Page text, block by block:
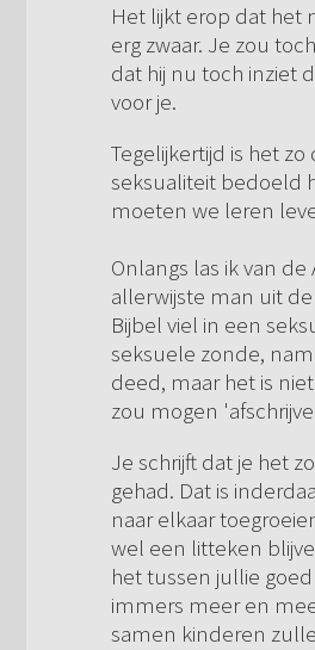
Het lijkt erop dat het
erg zwaar. Je zou
dat hij nu toch inziet
voor je.
Tegelijkertijd is het
seksualiteit bedoeld
moeten we leren
Onlangs las ik van
allerwijste man uit
Bijbel viel in een
seksuele zonde,
deed, maar het is
zou mogen
Je schrijft dat je het
gehad. Dat is
naar elkaar
wel een litteken
het tussen jullie
immers meer en
samen kinderen